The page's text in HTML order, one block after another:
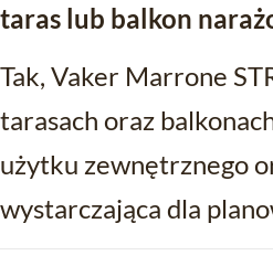
taras lub balkon
Tak, Vaker Marrone
tarasach oraz
użytku zewnętrznego
wystarczająca dla